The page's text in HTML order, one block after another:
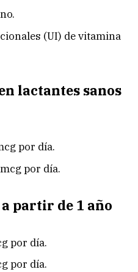
(UI) de vitamina
lactantes sanos
por día.
por día.
partir de 1 año
por día.
por día.